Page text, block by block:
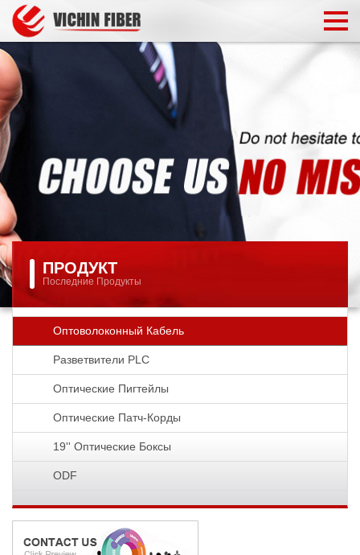
ПРОДУКТ
Последние Продукты
Оптоволоконный Кабель
Разветвители PLC
Оптические Пигтейлы
Оптические Патч-Корды
19'' Оптические Боксы
ODF